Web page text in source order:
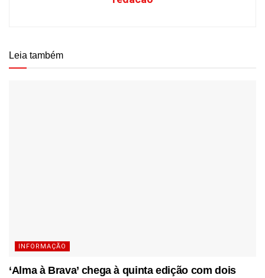
Leia também
INFORMAÇÃO
‘Alma à Brava’ chega à quinta edição com dois